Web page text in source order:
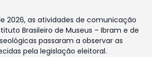
2026, as atividades de comunicação
Brasileiro de Museus – Ibram e de
passaram a observar as
pela legislação eleitoral.